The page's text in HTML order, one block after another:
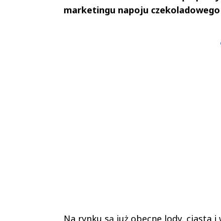
marketingu napoju
Na rynku są już obecne lody, ciasta
Andrzej i Marta
Marta i